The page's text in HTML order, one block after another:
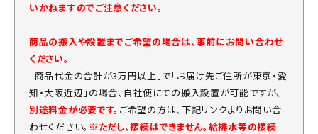
いかねますのでご注意ください。
商品の搬入や設置までご希望の場合は、事前にお問い合わせ
ください。
「商品代金の合計が3万円以上」で「お届け先ご住所が東京・愛
知・大阪近辺」の場合、自社便にての搬入設置が可能ですが、
別途料金が必要です。 ご希望の方は、下記リンクよりお問い合
わせください。 ※ただし、接続はできません。給排水等の接続